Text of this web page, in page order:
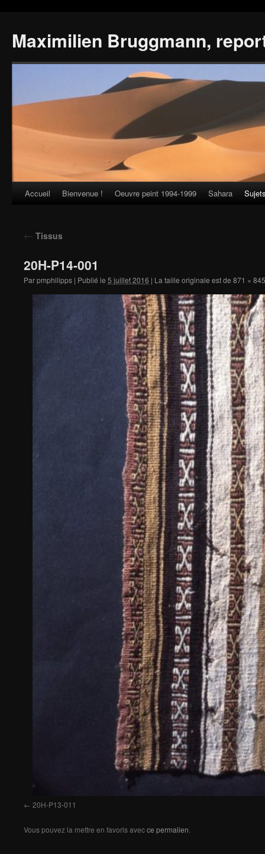
Maximilien Bruggmann,
Skip
content
Accueil Bienvenue ! Oeuvre peint 1994-1999 Sahara
← Tissus
20H-P14-001
Parpmphilipps | Publié le 5 juillet 2016 | La taille originale est de 871 × 845
20H-P13-011
Vous pouvez la mettre en favoris avecce permalien